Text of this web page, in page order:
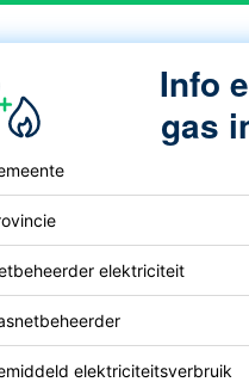
Info
gas
elektriciteit
elektriciteitsverbruik